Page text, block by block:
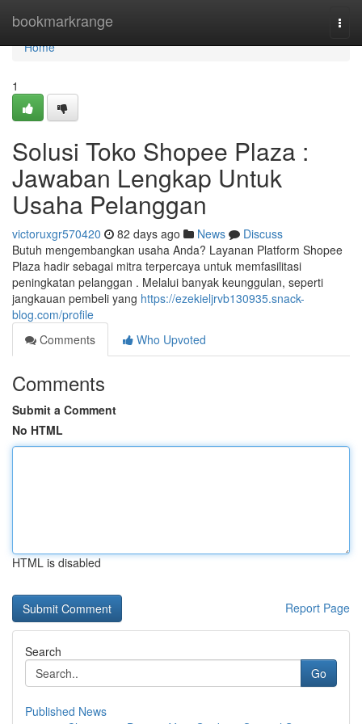
bookmarkrange
Home
Home
1
Solusi Toko Shopee Plaza :
Jawaban Lengkap Untuk
Usaha Pelanggan
victoruxgr570420 82 days ago News
Discuss
Butuh mengembangkan usaha Anda? Layanan Platform Shopee
Plaza hadir sebagai mitra terpercaya untuk memfasilitasi
peningkatan pelanggan . Melalui banyak keunggulan, seperti
jangkauan pembeli yang https://ezekieljrvb130935.snack-
blog.com/profile
Comments
Who Upvoted
Comments
Submit a Comment
No HTML
HTML is disabled
Report Page
Search
Go
Published News